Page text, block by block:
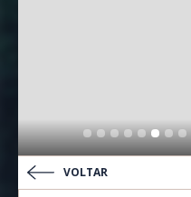
VOLTAR